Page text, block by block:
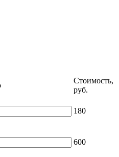
Стоимость,
руб.
180
600